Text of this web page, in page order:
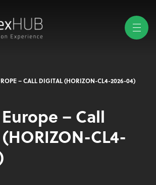
– CALL DIGITAL (HORIZON-CL4-2026-04)
– Call
CL4-